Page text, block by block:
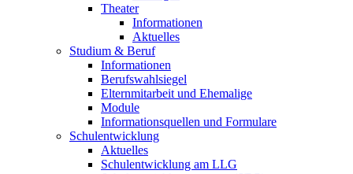
Theater
Informationen
Aktuelles
Studium & Beruf
Informationen
Berufswahlsiegel
Elternmitarbeit und Ehemalige
Module
Informationsquellen und Formulare
Schulentwicklung
Aktuelles
Schulentwicklung am LLG